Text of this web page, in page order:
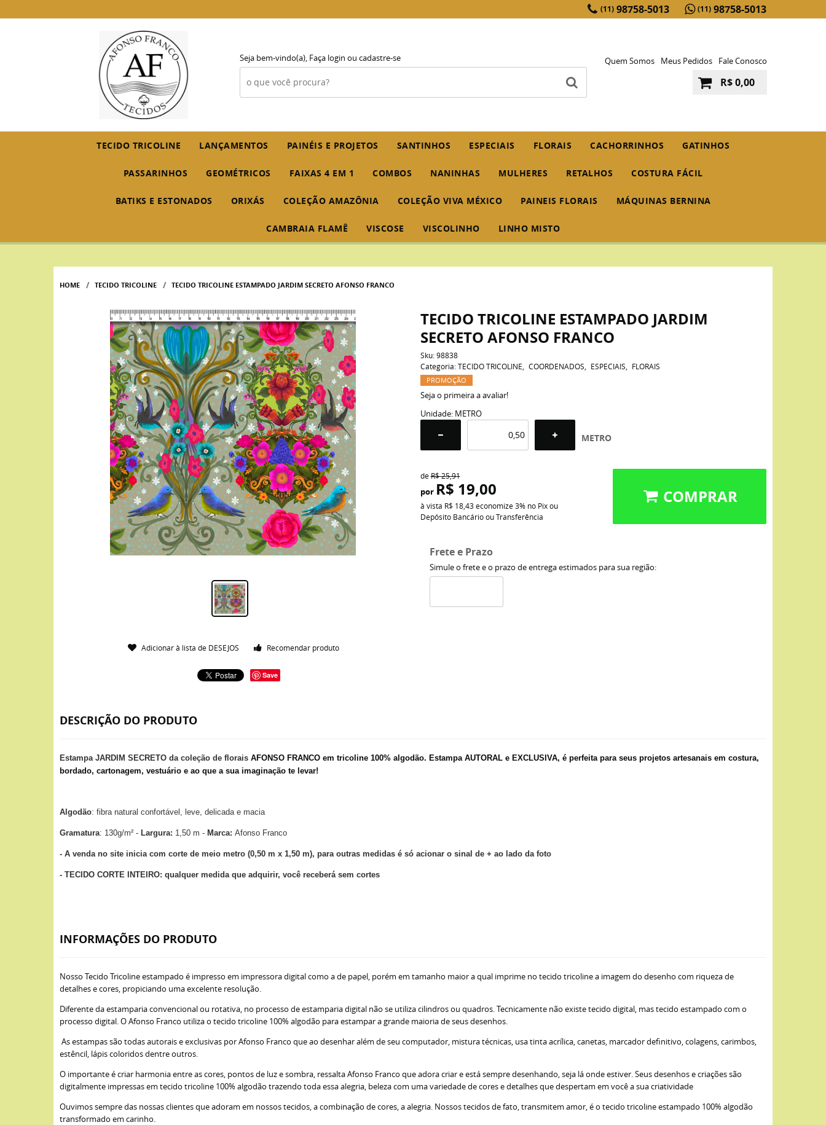
(11) 98758-5013 (11) 98758-5013
Seja bem-vindo(a), Faça login ou cadastre-se Quem Somos Meus Pedidos Fale Conosco
R$ 0,00
TECIDO TRICOLINE LANÇAMENTOS PAINÉIS E PROJETOS SANTINHOS ESPECIAIS FLORAIS CACHORRINHOS GATINHOS
PASSARINHOS GEOMÉTRICOS FAIXAS 4 EM 1 COMBOS NANINHAS MULHERES RETALHOS COSTURA FÁCIL
BATIKS E ESTONADOS ORIXÁS COLEÇÃO AMAZÔNIA COLEÇÃO VIVA MÉXICO PAINEIS FLORAIS MÁQUINAS BERNINA
CAMBRAIA FLAMÊ VISCOSE VISCOLINHO LINHO MISTO
HOME TECIDO TRICOLINE TECIDO TRICOLINE ESTAMPADO JARDIM SECRETO AFONSO FRANCO
Adicionar à lista de DESEJOS Recomendar produto
Save
TECIDO TRICOLINE ESTAMPADO JARDIM
SECRETO AFONSO FRANCO
Sku:98838
Categoria: TECIDO TRICOLINE COORDENADOS ESPECIAIS FLORAIS
PROMOÇÃO
Seja o primeira a avaliar!
Unidade: METRO
METRO
deR$ 25,91
por R$ 19,00
à vista R$ 18,43economize3% no Pix ou
Depósito Bancário ou Transferência
COMPRAR
Frete e Prazo
Simule o frete e o prazo de entrega estimados para sua região:
DESCRIÇÃO DO PRODUTO
Estampa JARDIM SECRETO da coleção de florais AFONSO FRANCO em tricoline 100% algodão. Estampa AUTORAL e EXCLUSIVA, é perfeita para seus projetos artesanais em costura,
bordado, cartonagem, vestuário e ao que a sua imaginação te levar!
Algodão: fibra natural confortável, leve, delicada e macia
Gramatura: 130g/m² - Largura: 1,50 m - Marca: Afonso Franco
- A venda no site inicia com corte de meio metro (0,50 m x 1,50 m), para outras medidas é só acionar o sinal de + ao lado da foto
- TECIDO CORTE INTEIRO: qualquer medida que adquirir, você receberá sem cortes
INFORMAÇÕES DO PRODUTO
Nosso Tecido Tricoline estampado é impresso em impressora digital como a de papel, porém em tamanho maior a qual imprime no tecido tricoline a imagem do desenho com riqueza de
detalhes e cores, propiciando uma excelente resolução.
Diferente da estamparia convencional ou rotativa, no processo de estamparia digital não se utiliza cilindros ou quadros. Tecnicamente não existe tecido digital, mas tecido estampado com o
processo digital. O Afonso Franco utiliza o tecido tricoline 100% algodão para estampar a grande maioria de seus desenhos.
As estampas são todas autorais e exclusivas por Afonso Franco que ao desenhar além de seu computador, mistura técnicas, usa tinta acrílica, canetas, marcador definitivo, colagens, carimbos,
estêncil, lápis coloridos dentre outros.
O importante é criar harmonia entre as cores, pontos de luz e sombra, ressalta Afonso Franco que adora criar e está sempre desenhando, seja lá onde estiver. Seus desenhos e criações são
digitalmente impressas em tecido tricoline 100% algodão trazendo toda essa alegria, beleza com uma variedade de cores e detalhes que despertam em você a sua criatividade
Ouvimos sempre das nossas clientes que adoram em nossos tecidos, a combinação de cores, a alegria. Nossos tecidos de fato, transmitem amor, é o tecido tricoline estampado 100% algodão
transformado em carinho.